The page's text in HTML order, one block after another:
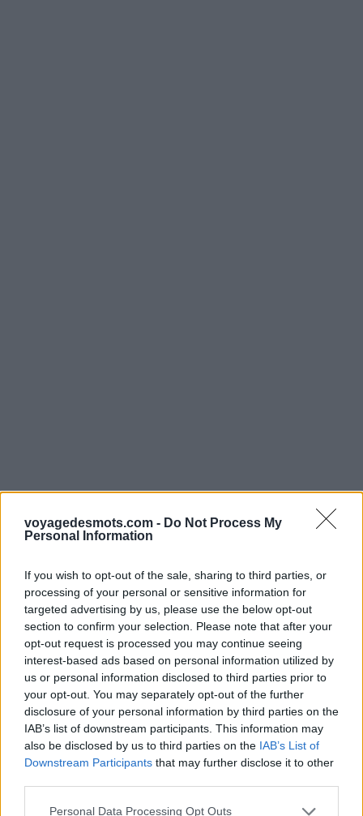
voyagedesmots.com - Do Not Process My
Personal Information
If you wish to opt-out of the sale, sharing to third parties, or
processing of your personal or sensitive information for
targeted advertising by us, please use the below opt-out
section to confirm your selection. Please note that after your
opt-out request is processed you may continue seeing
interest-based ads based on personal information utilized by
us or personal information disclosed to third parties prior to
your opt-out. You may separately opt-out of the further
disclosure of your personal information by third parties on the
IAB’s list of downstream participants. This information may
also be disclosed by us to third parties on the IAB’s List of
Downstream Participants that may further disclose it to other
Personal Data Processing Opt Outs